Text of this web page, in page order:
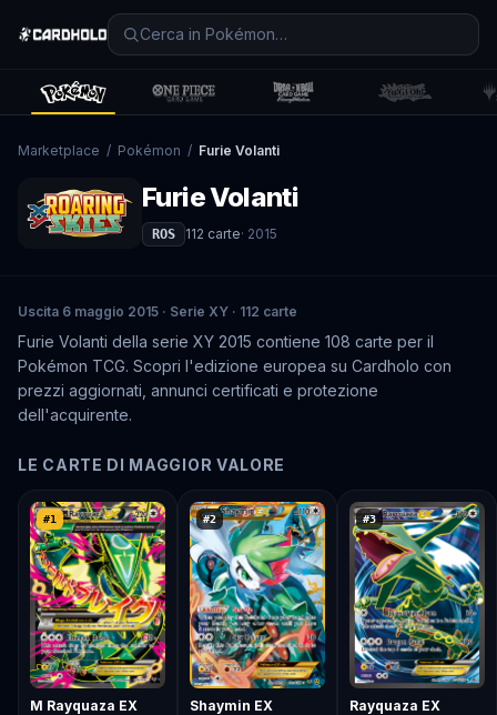
Marketplace / Pokémon / Furie Volanti
Furie Volanti
ROS 112 carte· 2015
Uscita 6 maggio 2015 · Serie XY · 112 carte
Furie Volanti della serie XY 2015 contiene 108 carte per il
Pokémon TCG. Scopri l'edizione europea su Cardholo con
prezzi aggiornati, annunci certificati e protezione
dell'acquirente.
LE CARTE DI MAGGIOR VALORE
#1
M Rayquaza EX
#2
Shaymin EX
#3
Rayquaza EX